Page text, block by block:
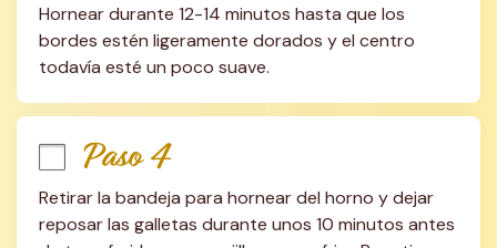
Hornear durante 12-14 minutos hasta que los
bordes estén ligeramente dorados y el centro
todavía esté un poco suave.
Paso 4
Retirar la bandeja para hornear del horno y dejar
reposar las galletas durante unos 10 minutos antes